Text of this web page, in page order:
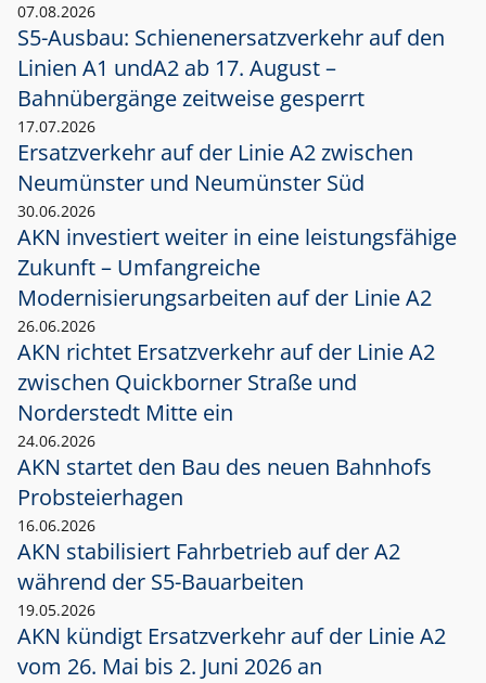
07.08.2026
S5-Ausbau: Schienenersatzverkehr auf den
Linien A1 undA2 ab 17. August –
Bahnübergänge zeitweise gesperrt
17.07.2026
Ersatzverkehr auf der Linie A2 zwischen
Neumünster und Neumünster Süd
30.06.2026
AKN investiert weiter in eine leistungsfähige
Zukunft – Umfangreiche
Modernisierungsarbeiten auf der Linie A2
26.06.2026
AKN richtet Ersatzverkehr auf der Linie A2
zwischen Quickborner Straße und
Norderstedt Mitte ein
24.06.2026
AKN startet den Bau des neuen Bahnhofs
Probsteierhagen
16.06.2026
AKN stabilisiert Fahrbetrieb auf der A2
während der S5-Bauarbeiten
19.05.2026
AKN kündigt Ersatzverkehr auf der Linie A2
vom 26. Mai bis 2. Juni 2026 an